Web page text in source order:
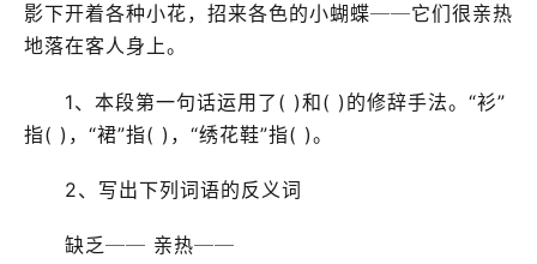
影下开着各种小花，招来各色的小蝴蝶──它们很亲热
地落在客人身上。
1、本段第一句话运用了( )和( )的修辞手法。“衫”
指( )，“裙”指( )，“绣花鞋”指( )。
2、写出下列词语的反义词
缺乏── 亲热──